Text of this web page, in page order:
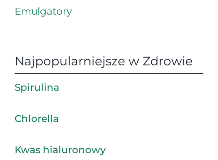
Emulgatory
Najpopularniejsze w Zdrowie
Spirulina
Chlorella
Kwas hialuronowy